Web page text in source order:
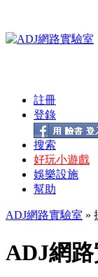
註冊
登錄
搜索
好玩小遊戲
娛樂設施
幫助
ADJ網路實驗室 »
ADJ網